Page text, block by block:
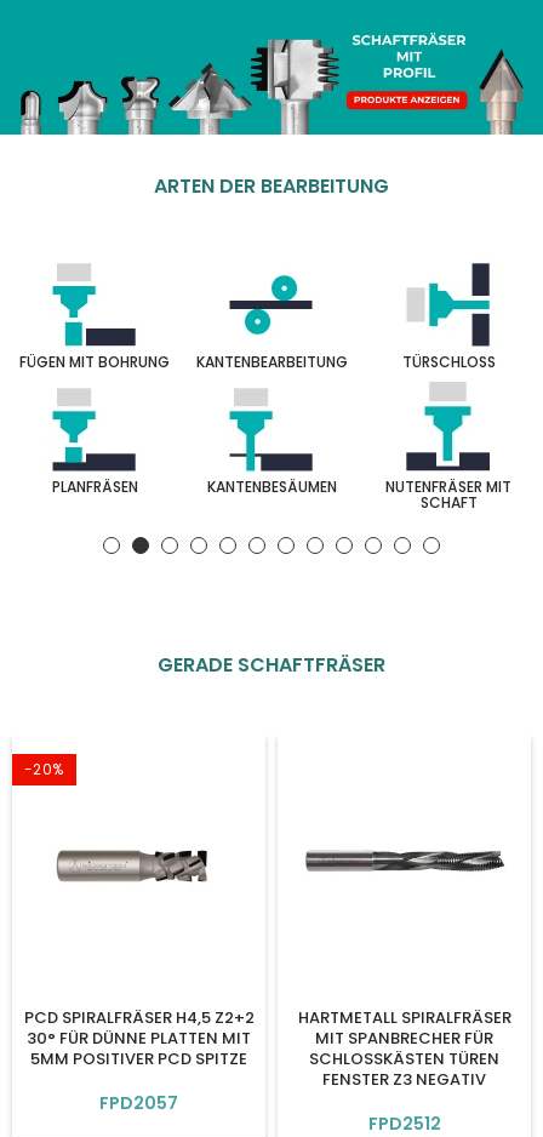
ARTEN DER BEARBEITUNG
FÜGEN MIT BOHRUNG
PLANFRÄSEN
KANTENBEARBEITUNG
KANTENBESÄUMEN
TÜRSCHLOSS
NUTENFRÄSER MIT
SCHAFT
GERADE SCHAFTFRÄSER
-20%
PCD SPIRALFRÄSER H4,5 Z2+2
30° FÜR DÜNNE PLATTEN MIT
5MM POSITIVER PCD SPITZE
FPD2057
HARTMETALL SPIRALFRÄSER
MIT SPANBRECHER FÜR
SCHLOSSKÄSTEN TÜREN
FENSTER Z3 NEGATIV
FPD2512